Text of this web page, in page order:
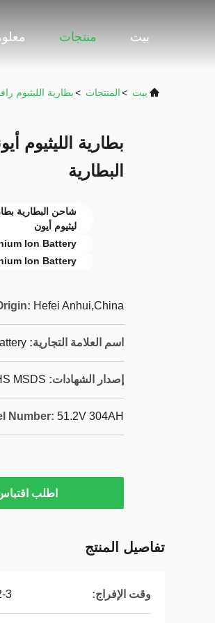
بيت منتجات
بيت >المنتجات >بطارية الليثيوم
بطارية الليثيوم
البطارية
شاحن البطارية
ليثيوم أيون
Ion Battery
Ion Battery
Hefei Anhui,China
اسم العلامة التجارية:
إصدار الشهادات: MSDS
Number: 51.2V 304AH
اطلب
تفاصيل المنتج
وقت الإفراج: 2-3